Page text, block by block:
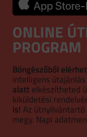
ONLINE
PROGRAM
Böngészőből
intelligens
alattelkészítheted
kiküldetési
is! Az útnyilvántartó
megy. Napi